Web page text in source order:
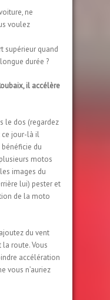
ne
voulez
supérieur quand
durée ?
il accélère
le dos (regardez
ce jour-là il
du
motos
images du
lui) pester et
de la moto
du vent
route. Vous
accélération
vous n’auriez